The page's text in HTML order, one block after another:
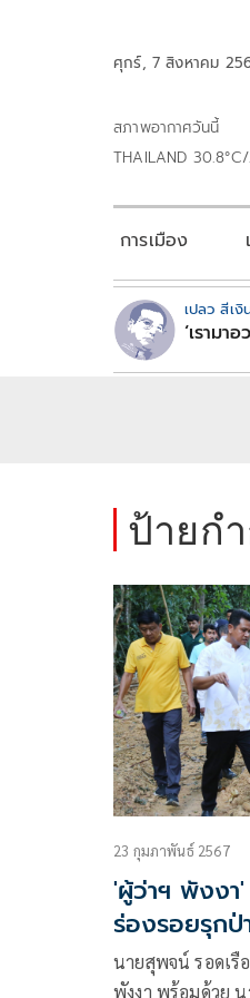
ศุกร์, 7 สิงหาคม
สภาพอากาศวันนี้
THAILAND 30.8°C/
การเมือง
เปลว สีเงิ
‘เรามา
ป้ายก
23 กุมภาพันธ์ 2567
'ผู้ว่าฯ พังงา
ร่องรอยรุกป่
นายสุพจน์ รอดเรื
พังงา พร้อมด้วย